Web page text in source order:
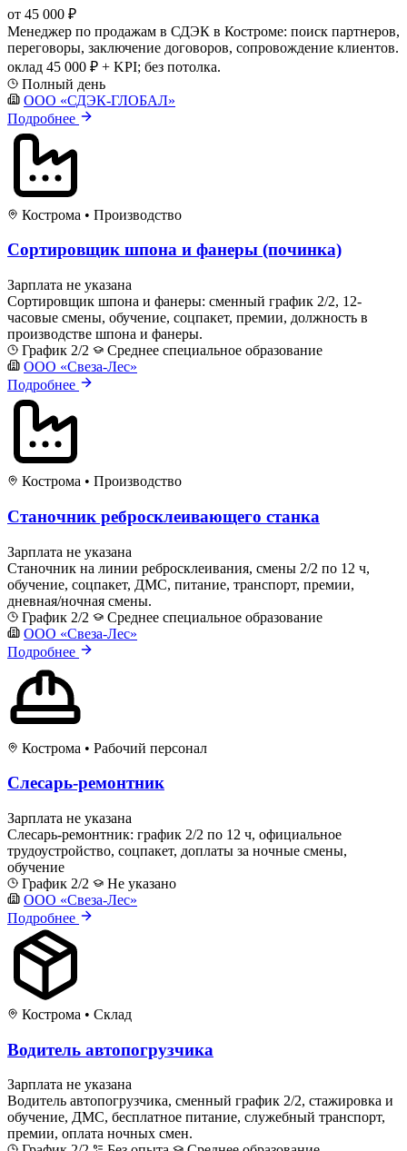
от 45 000 ₽
Менеджер по продажам в СДЭК в Костроме: поиск партнеров,
переговоры, заключение договоров, сопровождение клиентов.
оклад 45 000 ₽ + KPI; без потолка.
Полный день
ООО «СДЭК-ГЛОБАЛ»
Подробнее
Кострома • Производство
Сортировщик шпона и фанеры (починка)
Зарплата не указана
Сортировщик шпона и фанеры: сменный график 2/2, 12-
часовые смены, обучение, соцпакет, премии, должность в
производстве шпона и фанеры.
График 2/2
Среднее специальное образование
ООО «Свеза-Лес»
Подробнее
Кострома • Производство
Станочник ребросклеивающего станка
Зарплата не указана
Станочник на линии ребросклеивания, смены 2/2 по 12 ч,
обучение, соцпакет, ДМС, питание, транспорт, премии,
дневная/ночная смены.
График 2/2
Среднее специальное образование
ООО «Свеза-Лес»
Подробнее
Кострома • Рабочий персонал
Слесарь-ремонтник
Зарплата не указана
Слесарь-ремонтник: график 2/2 по 12 ч, официальное
трудоустройство, соцпакет, доплаты за ночные смены,
обучение
График 2/2
Не указано
ООО «Свеза-Лес»
Подробнее
Кострома • Склад
Водитель автопогрузчика
Зарплата не указана
Водитель автопогрузчика, сменный график 2/2, стажировка и
обучение, ДМС, бесплатное питание, служебный транспорт,
премии, оплата ночных смен.